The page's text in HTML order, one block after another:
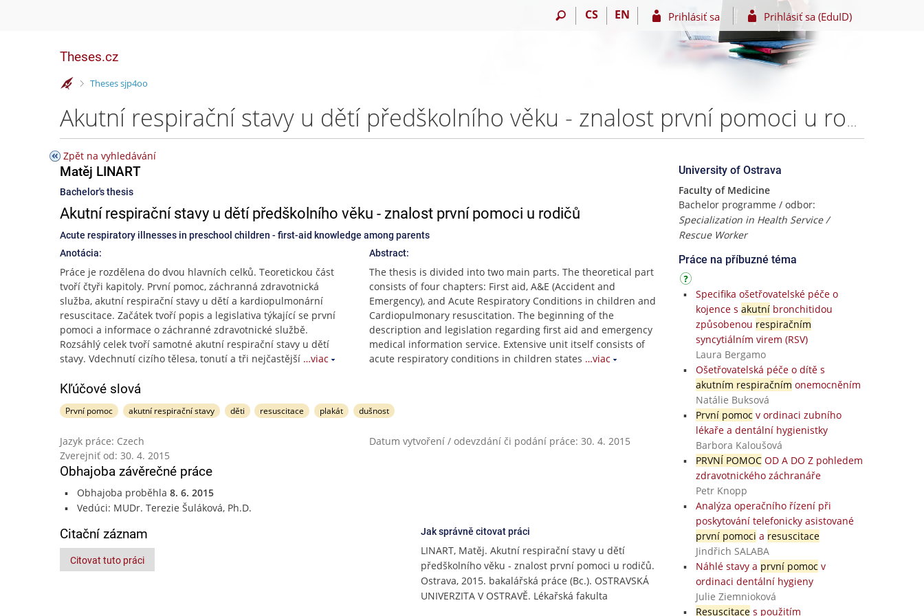
CS EN Prihlásiť sa Prihlásiť sa (EduID)
Theses.cz
>
Theses sjp4oo
Akutní respirační stavy u dětí předškolního věku - znalost první pomoci u rodičů – Matěj LINART
Zpět na vyhledávání
Matěj LINART
Bachelor's thesis
Akutní respirační stavy u dětí předškolního věku - znalost první pomoci u rodičů
Acute respiratory illnesses in preschool children - first-aid knowledge among parents
Anotácia:
Práce je rozdělena do dvou hlavních celků. Teoretickou část
tvoří čtyři kapitoly. První pomoc, záchranná zdravotnická
služba, akutní respirační stavy u dětí a kardiopulmonární
resuscitace. Začátek tvoří popis a legislativa týkající se první
pomoci a informace o záchranné zdravotnické službě.
Rozsáhlý celek tvoří samotné akutní respirační stavy u dětí
stavy. Vdechnutí cizího tělesa, tonutí a tři nejčastější …viac
Abstract:
The thesis is divided into two main parts. The theoretical part
consists of four chapters: First aid, A&E (Accident and
Emergency), and Acute Respiratory Conditions in children and
Cardiopulmonary resuscitation. The beginning of the
description and legislation regarding first aid and emergency
medical information service. Extensive unit itself consists of
acute respiratory conditions in children states …viac
Kľúčové slová
První pomoc akutní respirační stavy děti resuscitace plakát dušnost
Jazyk práce: Czech
Datum vytvoření / odevzdání či podání práce: 30. 4. 2015
Zverejniť od: 30. 4. 2015
Obhajoba závěrečné práce
Obhajoba proběhla 8. 6. 2015
Vedúci: MUDr. Terezie Šuláková, Ph.D.
Citační záznam
Citovat tuto práci
Jak správně citovat práci
LINART, Matěj. Akutní respirační stavy u dětí
předškolního věku - znalost první pomoci u rodičů.
Ostrava, 2015. bakalářská práce (Bc.). OSTRAVSKÁ
UNIVERZITA V OSTRAVĚ. Lékařská fakulta
University of Ostrava
Faculty of Medicine
Bachelor programme / odbor:
Specialization in Health Service /
Rescue Worker
Práce na příbuzné téma
Specifika ošetřovatelské péče o
kojence s akutníbronchitidou
způsobenou respiračním
syncytiálním virem (RSV)
Laura Bergamo
Ošetřovatelská péče o dítě s
akutním respiračním onemocněním
Natálie Buksová
První pomoc v ordinaci zubního
lékaře a dentální hygienistky
Barbora Kaloušová
PRVNÍ POMOCOD A DO Z pohledem
zdravotnického záchranáře
Petr Knopp
Analýza operačního řízení při
poskytování telefonicky asistované
první pomoci a resuscitace
Jindřich SALABA
Náhlé stavy a první pomoc v
ordinaci dentální hygieny
Julie Ziemnioková
Resuscitaces použitím